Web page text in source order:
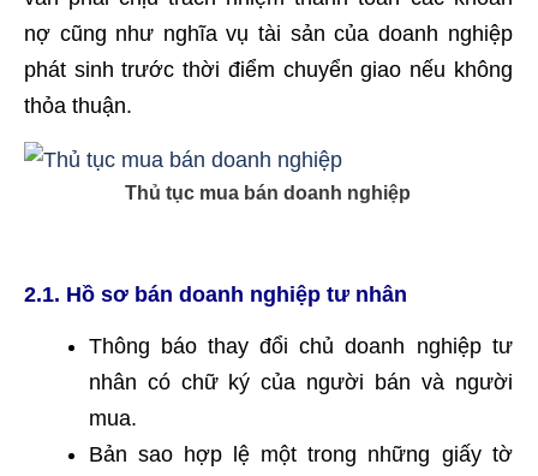
nợ cũng như nghĩa vụ tài sản của doanh nghiệp
phát sinh trước thời điểm chuyển giao nếu không
thỏa thuận.
Thủ tục mua bán doanh nghiệp
2.1. Hồ sơ bán doanh nghiệp tư nhân
Thông báo thay đổi chủ doanh nghiệp tư
nhân có chữ ký của người bán và người
mua.
Bản sao hợp lệ một trong những giấy tờ